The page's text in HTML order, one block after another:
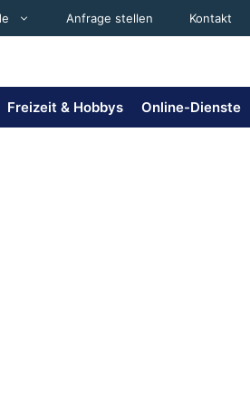
Anfrage stellen Kontakt
Freizeit & Hobbys Online-Dienste